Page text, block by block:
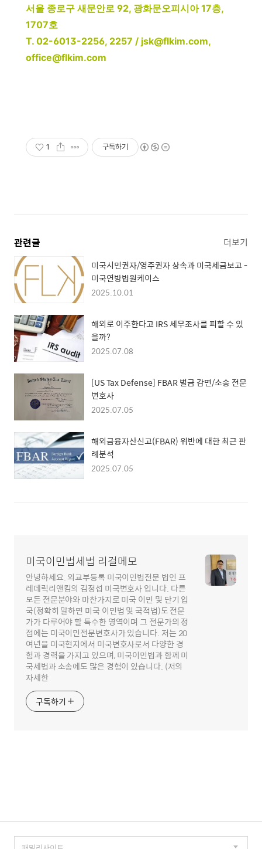
서울 종로구 새문안로 92, 광화문오피시아 17층,
1707호
T. 02-6013-2256, 2257 / jsk@flkim.com,
office@flkim.com
1 구독하기
관련글 더보기
미국시민권자/영주권자 상속과 미국세금보고 -
미국연방법원케이스
2025.10.01
해외로 이주한다고 IRS 세무조사를 피할 수 있
을까?
2025.07.08
[US Tax Defense] FBAR 벌금 감면/소송 전문
변호사
2025.07.05
해외금융자산신고(FBAR) 위반에 대한 최근 판
례분석
2025.07.05
미국이민법세법 리걸메모
안녕하세요. 외교부등록 미국이민법전문 법인 프
레데릭리앤킴의 김정섭 미국변호사 입니다. 다른
모든 전문분야와 마찬가지로 미국 이민 및 단기 입
국(정확히 말하면 미국 이민법 및 국적법)도 전문
가가 다루어야 할 특수한 영역이며 그 전문가의 정
점에는 미국이민전문변호사가 있습니다. 저는 20
여년을 미국현지에서 미국변호사로서 다양한 경
험과 경력을 가지고 있으며, 미국이민법과 함께 미
국세법과 소송에도 많은 경험이 있습니다. (저의
자세한
구독하기